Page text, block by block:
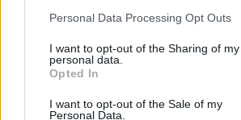
Please note that this website/app uses
not limited to your visit or usage
grant or deny consent to Google and its
use your data for below specified
consent section.
Personal Data Processing Opt Outs
I want to opt-out of the Sharing of my
personal data.
Opted In
I want to opt-out of the Sale of my
Personal Data.
Országos hírek
szúnyoginvázió